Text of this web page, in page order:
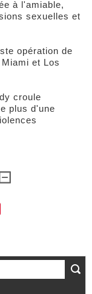
à l'amiable,
sexuelles et
opération de
et Los
croule
plus d'une